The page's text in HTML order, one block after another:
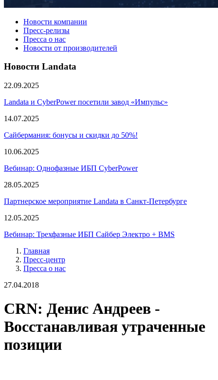
Новости компании
Пресс-релизы
Пресса о нас
Новости от производителей
Новости Landata
22.09.2025
Landata и CyberPower посетили завод «Импульс»
14.07.2025
Сайбермания: бонусы и скидки до 50%!
10.06.2025
Вебинар: Однофазные ИБП CyberPower
28.05.2025
Партнерское мероприятие Landata в Санкт-Петербурге
12.05.2025
Вебинар: Трехфазные ИБП Сайбер Электро + BMS
Главная
Пресс-центр
Пресса о нас
27.04.2018
CRN: Денис Андреев -
Восстанавливая утраченные
позиции